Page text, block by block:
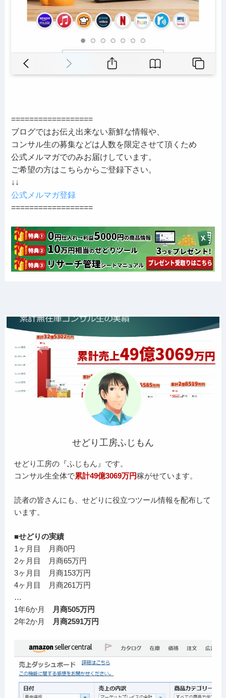
==================
ブログではお伝え出来ない新鮮な情報や、
コンサル生の募集などは人数を限定させて頂くため
公式メルマガでのみお届けしています。
ご希望の方はこちらからご登録下さい。
↓↓
公式メルマガ登録
==================
せどり工房ふじもん
せどり工房の『ふじもん』です。
コンサル生全体で累計49億3069万円稼がせています。
読者の皆さんにも、せどりに役立つツール情報を配布して
います。
■せどりの実績
1ヶ月目 月商0円
2ヶ月目 月商65万円
3ヶ月目 月商153万円
4ヶ月目 月商261万円
…
1年6か月
月商505万円
2年2か月
月商2591万円